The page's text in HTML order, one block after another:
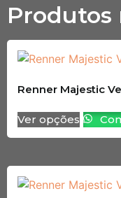
Produtos
Renner Majestic
Ver opções